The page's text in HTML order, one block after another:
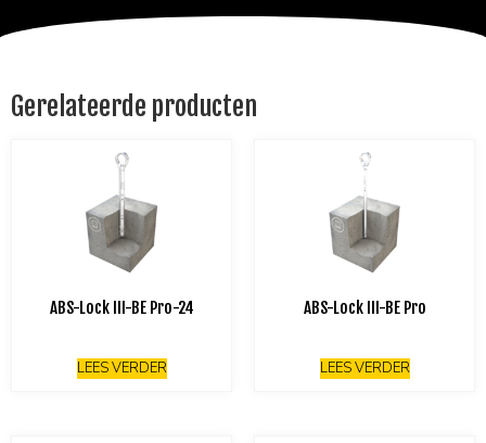
Gerelateerde producten
ABS-Lock III-BE Pro-24
LEES VERDER
ABS-Lock III-BE Pro
LEES VERDER